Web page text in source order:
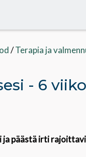
/Terapia ja
- 6
päästä irti